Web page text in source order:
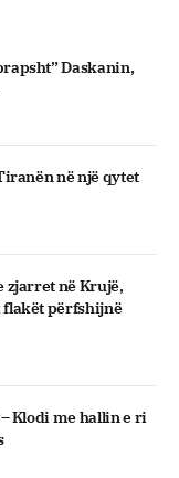
Daskanin,
në një qytet
zjarret në Krujë,
flakët përfshijnë
Klodi me hallin e ri